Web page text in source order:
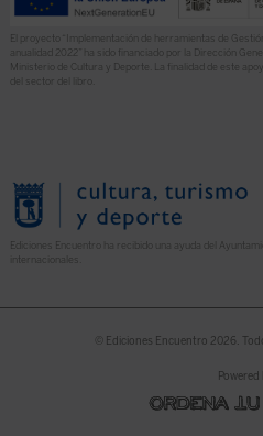
El proyecto “Implementación de herramientas de
anualidad 2022” ha sido financiado por la Dirección
Ministerio de Cultura y Deporte. La finalidad de este
del sector del libro.
Ediciones Encuentro ha recibido una ayuda del
© Ediciones Encuentro 2026.
Powered